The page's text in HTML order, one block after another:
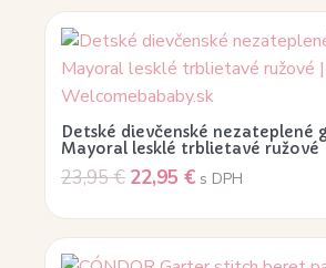
Detské dievčenské nezateplené
Mayoral lesklé trblietavé ružové
23,95€ 22,95 € s DPH